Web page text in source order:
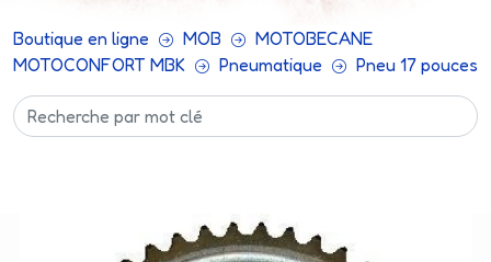
Boutique en ligne MOB
MOTOBECANE
MOTOCONFORT MBK
Pneumatique Pneu 17 pouces